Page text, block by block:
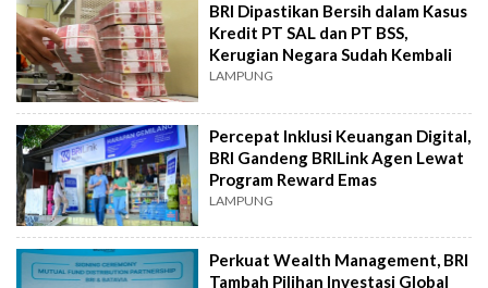
BRI Dipastikan Bersih dalam Kasus
Kredit PT SAL dan PT BSS,
Kerugian Negara Sudah Kembali
LAMPUNG
Percepat Inklusi Keuangan Digital,
BRI Gandeng BRILink Agen Lewat
Program Reward Emas
LAMPUNG
Perkuat Wealth Management, BRI
Tambah Pilihan Investasi Global